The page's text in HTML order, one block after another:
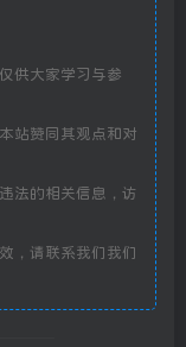
供大家学习与参
站赞同其观点和对
法的相关信息，访
，请联系我们我们